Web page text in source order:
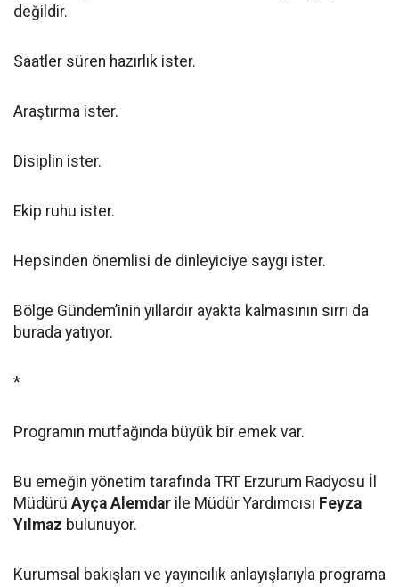
değildir.
Saatler süren hazırlık ister.
Araştırma ister.
Disiplin ister.
Ekip ruhu ister.
Hepsinden önemlisi de dinleyiciye saygı ister.
Bölge Gündem’inin yıllardır ayakta kalmasının sırrı da
burada yatıyor.
*
Programın mutfağında büyük bir emek var.
Bu emeğin yönetim tarafında TRT Erzurum Radyosu İl
Müdürü Ayça Alemdar ile Müdür Yardımcısı Feyza
Yılmaz bulunuyor.
Kurumsal bakışları ve yayıncılık anlayışlarıyla programa